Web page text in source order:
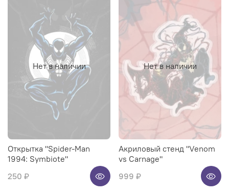
Нет в наличии
Открытка "Spider-Man
1994: Symbiote"
250 ₽
Нет в наличии
Акриловый стенд "Venom
vs Carnage"
999 ₽